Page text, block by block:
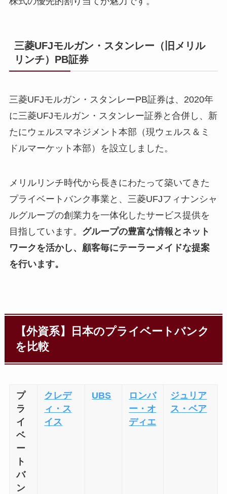
三菱UFJモルガン・スタンレー（旧メリル
リンチ）PB証券
三菱UFJモルガン・スタンレーPB証券は、2020年
に三菱UFJモルガン・スタンレー証券と合併し、新
たにウェルスマネジメント本部（現ウェルス＆ミ
ドルマーケット本部）を設立しました。
メリルリンチ時代から長きにわたって築いてきた
プライベートバンク事業と、三菱UFJフィナンシャ
ルグループの創業力を一体化したサービス提供を
目指しています。 グループの豊富な情報とネット
ワークを活かし、顧客毎にテーラーメイドな提案
を行います。
【外資系】日本のプライベートバンク
を比較
プ
ラ
イ
ベ
ー
ト
バ
ン
クレデ
ィ・ス
イス
UBS
ロンバ
ー・オ
ディエ
ジュリア
ス・ベア